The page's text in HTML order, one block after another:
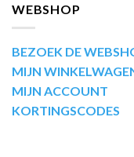
WEBSHOP
BEZOEK DE
MIJN
MIJN ACCOUNT
KORTINGSCODES